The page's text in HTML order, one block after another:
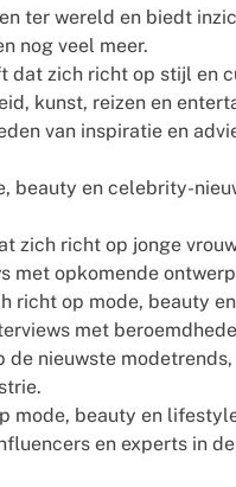
ter wereld en biedt
nog veel meer.
dat zich richt op stijl en
kunst, reizen en
van inspiratie en
beauty en celebrity-
zich richt op jonge
met opkomende
richt op mode, beauty
met
nieuwste
mode, beauty en
en experts in